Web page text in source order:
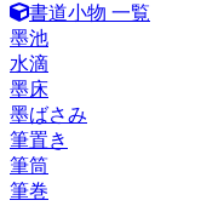
書道小物 一覧
墨池
水滴
墨床
墨ばさみ
筆置き
筆筒
筆巻